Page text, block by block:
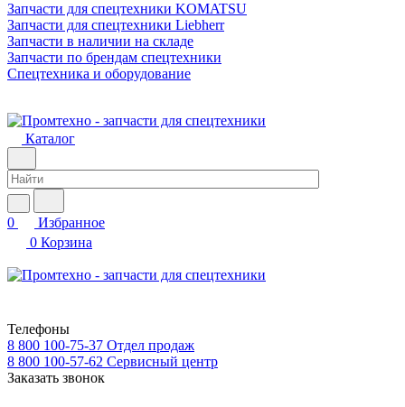
Запчасти для спецтехники KOMATSU
Запчасти для спецтехники Liebherr
Запчасти в наличии на складе
Запчасти по брендам спецтехники
Спецтехника и оборудование
Каталог
0
Избранное
0 Корзина
Телефоны
8 800 100-75-37 Отдел продаж
8 800 100-57-62 Сервисный центр
Заказать звонок